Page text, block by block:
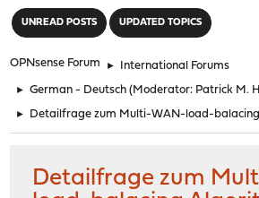
UNREAD POSTS UPDATED TOPICS
OPNsense Forum ► International Forums
► German - Deutsch (Moderator: Patrick M.
► Detailfrage zum Multi-WAN-load-
Detailfrage zum